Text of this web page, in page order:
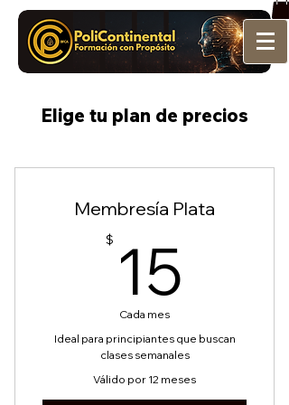
Elige tu plan de precios
Membresía Plata
$ 15
Cada mes
Ideal para principiantes que buscan
clases semanales
Válido por 12 meses